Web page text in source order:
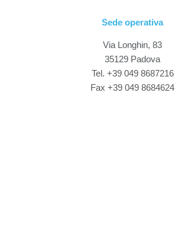
Sede operativa
Via Longhin, 83
35129 Padova
Tel. +39 049 8687216
Fax +39 049 8684624